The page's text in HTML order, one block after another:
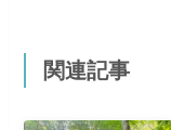
関連記事